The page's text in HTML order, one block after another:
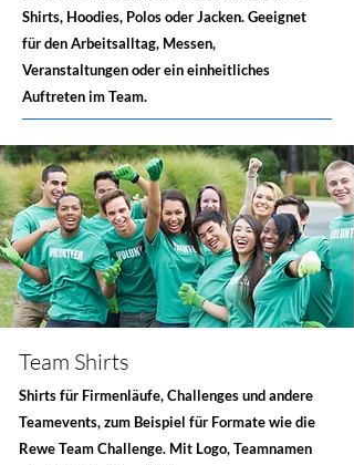
Shirts, Hoodies, Polos oder Jacken. Geeignet
für den Arbeitsalltag, Messen,
Veranstaltungen oder ein einheitliches
Auftreten im Team.
Team Shirts
Shirts für Firmenläufe, Challenges und andere
Teamevents, zum Beispiel für Formate wie die
Rewe Team Challenge. Mit Logo, Teamnamen